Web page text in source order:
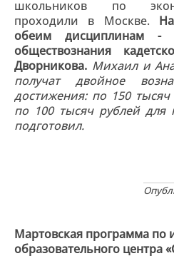
школьников по
проходили в Москве.
обеим дисциплинам -
обществознания
Дворникова. Михаил и
получат двойное
достижения: по 150
по 100 тысяч рублей для
подготовил.
Мартовская программа по
образовательного центра